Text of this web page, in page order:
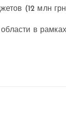
(12 млн
в